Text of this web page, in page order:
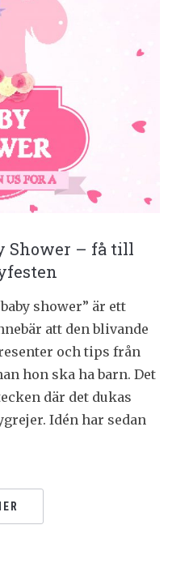
Shower – få till
shower” är ett
att den blivande
och tips från
hon ska ha barn. Det
där det dukas
Idén har sedan